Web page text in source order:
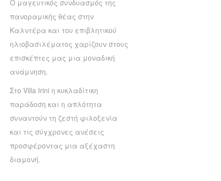
Ο μαγευτικός συνδυασμός της
πανοραμικής θέας στην
Καλντέρα και του επιβλητικού
ηλιοβασιλέματος χαρίζουν στους
επισκέπτες μας μια μοναδική
ανάμνηση.
Στο Villa Irini η κυκλαδίτικη
παράδοση και η απλότητα
συναντούν τη ζεστή φιλοξενία
και τις σύγχρονες ανέσεις
προσφέροντας μια αξέχαστη
διαμονή.